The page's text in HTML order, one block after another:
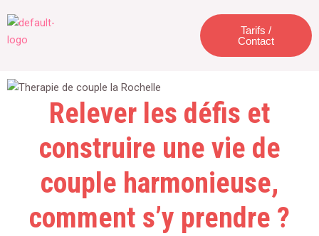
au
contenu
Tarifs /
Contact
Relever les défis et
construire une vie de
couple harmonieuse,
comment s’y prendre ?